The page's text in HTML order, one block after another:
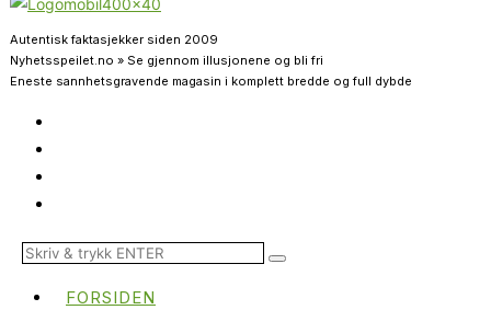
Autentisk faktasjekker siden 2009
Nyhetsspeilet.no » Se gjennom illusjonene og bli fri
Eneste sannhetsgravende magasin i komplett bredde og full dybde
FORSIDEN